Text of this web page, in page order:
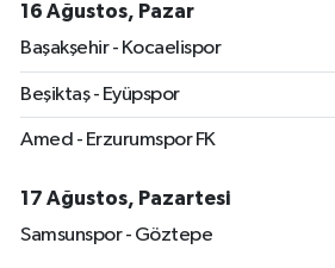
16 Ağustos, Pazar
Başakşehir - Kocaelispor
Beşiktaş - Eyüpspor
Amed - Erzurumspor FK
17 Ağustos, Pazartesi
Samsunspor - Göztepe